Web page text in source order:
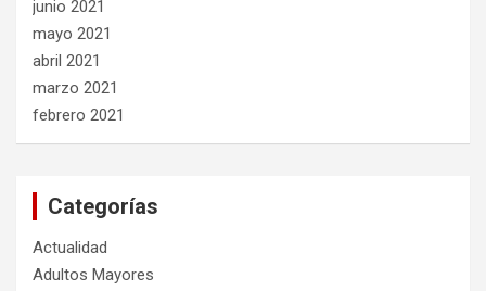
junio 2021
mayo 2021
abril 2021
marzo 2021
febrero 2021
Categorías
Actualidad
Adultos Mayores